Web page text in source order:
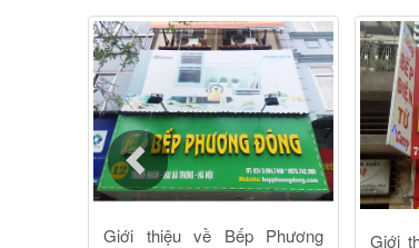
+ Công dụng của phòng xông hơi
- Phòng xông hơi ướt Daros HT-
hơi ướt HT-20cung cấp nhiệt ở
nước được làm nóng và bốc hơi,
- Công dụng của
phòng xông hơi